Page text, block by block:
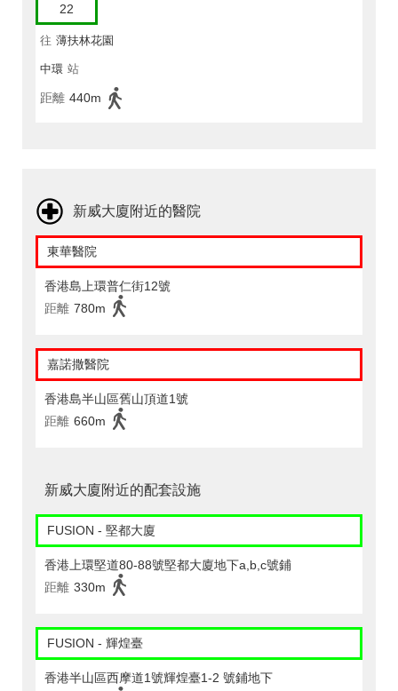
22
往 薄扶林花園
中環 站
距離 440m
新威大廈附近的醫院
東華醫院
香港島上環普仁街12號
距離 780m
嘉諾撒醫院
香港島半山區舊山頂道1號
距離 660m
新威大廈附近的配套設施
FUSION - 堅都大廈
香港上環堅道80-88號堅都大廈地下a,b,c號鋪
距離 330m
FUSION - 輝煌臺
香港半山區西摩道1號輝煌臺1-2 號鋪地下